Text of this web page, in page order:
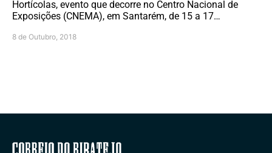
Hortícolas, evento que decorre no Centro Nacional de
Exposições (CNEMA), em Santarém, de 15 a 17…
8 de Outubro, 2018
Correio do Ribatejo